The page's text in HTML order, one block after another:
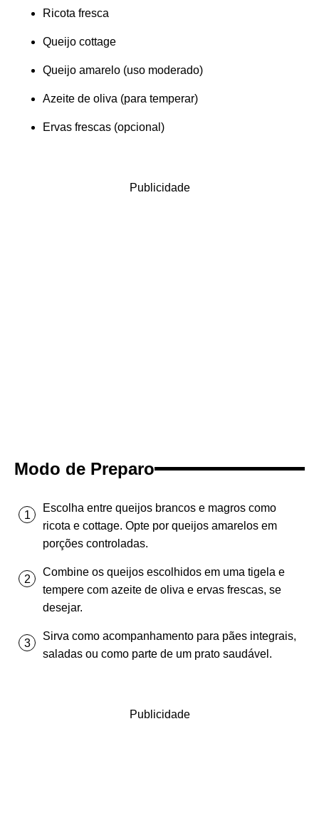
Ricota fresca
Queijo cottage
Queijo amarelo (uso moderado)
Azeite de oliva (para temperar)
Ervas frescas (opcional)
Publicidade
Modo de Preparo
Escolha entre queijos brancos e magros como
ricota e cottage. Opte por queijos amarelos em
porções controladas.
Combine os queijos escolhidos em uma tigela e
tempere com azeite de oliva e ervas frescas, se
desejar.
Sirva como acompanhamento para pães integrais,
saladas ou como parte de um prato saudável.
Publicidade